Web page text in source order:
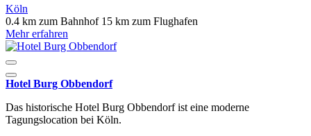
Köln
0.4 km zum Bahnhof 15 km zum Flughafen
Mehr erfahren
Hotel Burg Obbendorf
Das historische Hotel Burg Obbendorf ist eine moderne
Tagungslocation bei Köln.